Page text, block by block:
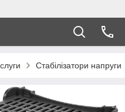
Стабілізатори напруги